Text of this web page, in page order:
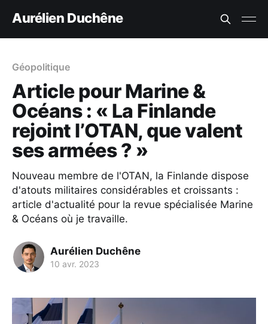
Aurélien Duchêne
Géopolitique
Article pour Marine &
Océans : « La Finlande
rejoint l’OTAN, que valent
ses armées ? »
Nouveau membre de l'OTAN, la Finlande dispose
d'atouts militaires considérables et croissants :
article d'actualité pour la revue spécialisée Marine
& Océans où je travaille.
Aurélien Duchêne
10 avr. 2023